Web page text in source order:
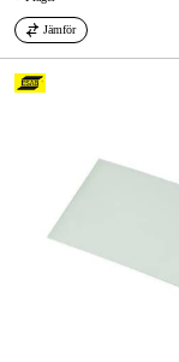
Jämför